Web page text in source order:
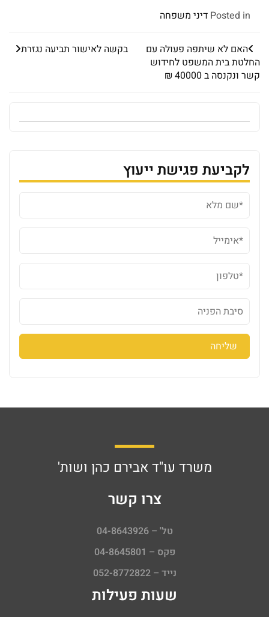
Posted in דיני משפחה
האם לא שיתפה פעולה עם
החלטת בית המשפט לחידוש
קשר ונקנסה ב 40000 ₪
בקשה לאישור תביעה נגזרת
לקביעת פגישת ייעוץ
משרד עו"ד אבירם כהן ושות'
צרו קשר
טל' – 04-8643926
פקס – 04-8645801
נייד – 052-8772822
שעות פעילות